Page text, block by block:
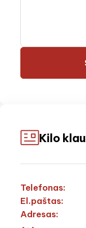
Kilo
Telefonas:
El.paštas:
Adresas: